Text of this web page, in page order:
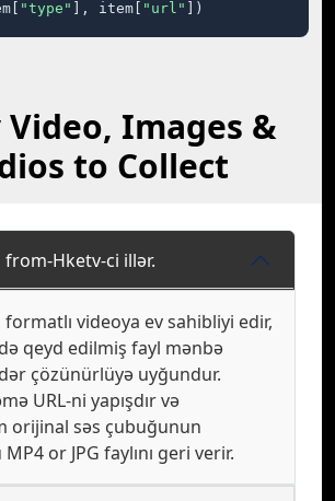
"type" ], item[ "url" ])
Images &
to Collect
from-Hketv-ci illər.
videoya ev sahibliyi edir,
qeyd edilmiş fayl mənbə
çözünürlüyə uyğundur.
URL-ni yapışdır və
orijinal səs çubuğunun
or JPG faylını geri verir.